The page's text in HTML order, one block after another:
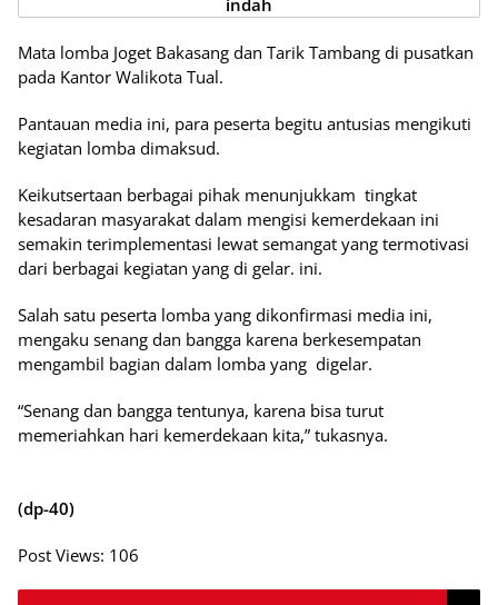
indah
Mata lomba Joget Bakasang dan Tarik Tambang di pusatkan
pada Kantor Walikota Tual.
Pantauan media ini, para peserta begitu antusias mengikuti
kegiatan lomba dimaksud.
Keikutsertaan berbagai pihak menunjukkam tingkat
kesadaran masyarakat dalam mengisi kemerdekaan ini
semakin terimplementasi lewat semangat yang termotivasi
dari berbagai kegiatan yang di gelar. ini.
Salah satu peserta lomba yang dikonfirmasi media ini,
mengaku senang dan bangga karena berkesempatan
mengambil bagian dalam lomba yang digelar.
“Senang dan bangga tentunya, karena bisa turut
memeriahkan hari kemerdekaan kita,” tukasnya.
(dp-40)
Post Views: 106